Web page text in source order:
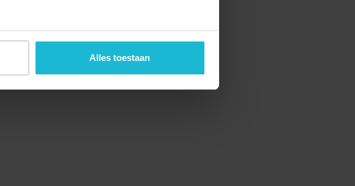
Alles toestaan
Forten.nl wordt ondersteund door de